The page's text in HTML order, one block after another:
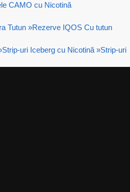
CAMO cu Nicotină
Tutun »Rezerve IQOS Cu tutun
Strip-uri Iceberg cu Nicotină »Strip-uri